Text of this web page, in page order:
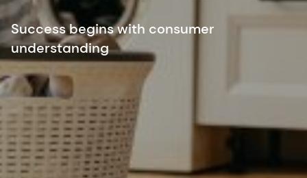
Success begins with consumer
understanding